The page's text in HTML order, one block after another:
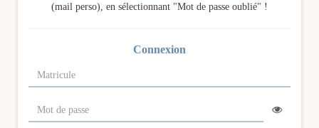
(mail perso), en sélectionnant "Mot de passe oublié" !
Connexion